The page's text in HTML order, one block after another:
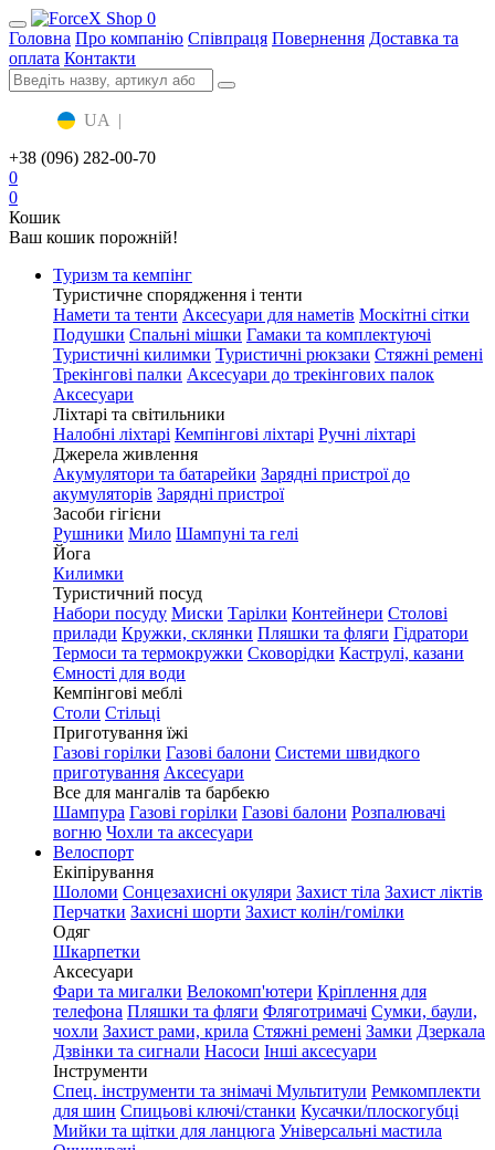
0
Головна Про компанію Співпраця Повернення Доставка та
оплата Контакти
UA |
+38 (096) 282-00-70
0
0
Кошик
Ваш кошик порожній!
Туризм та кемпінг
Туристичне спорядження і тенти
Намети та тенти Аксесуари для наметів Москітні сітки
Подушки Спальні мішки Гамаки та комплектуючі
Туристичні килимки Туристичні рюкзаки Стяжні ремені
Трекінгові палки Аксесуари до трекінгових палок
Аксесуари
Ліхтарі та світильники
Налобні ліхтарі Кемпінгові ліхтарі Ручні ліхтарі
Джерела живлення
Акумулятори та батарейки Зарядні пристрої до
акумуляторів Зарядні пристрої
Засоби гігієни
Рушники Мило Шампуні та гелі
Йога
Килимки
Туристичний посуд
Набори посуду Миски Тарілки Контейнери Столові
прилади Кружки, склянки Пляшки та фляги Гідратори
Термоси та термокружки Сковорідки Каструлі, казани
Ємності для води
Кемпінгові меблі
Столи Стільці
Приготування їжі
Газові горілки Газові балони Системи швидкого
приготування Аксесуари
Все для мангалів та барбекю
Шампура Газові горілки Газові балони Розпалювачі
вогню Чохли та аксесуари
Велоспорт
Екіпірування
Шоломи Сонцезахисні окуляри Захист тіла Захист ліктів
Перчатки Захисні шорти Захист колін/гомілки
Одяг
Шкарпетки
Аксесуари
Фари та мигалки Велокомп'ютери Кріплення для
телефона Пляшки та фляги Фляготримачі Сумки, баули,
чохли Захист рами, крила Стяжні ремені Замки Дзеркала
Дзвінки та сигнали Насоси Інші аксесуари
Інструменти
Спец. інструменти та знімачі Мультитули Ремкомплекти
для шин Спицьові ключі/станки Кусачки/плоскогубці
Мийки та щітки для ланцюга Універсальні мастила